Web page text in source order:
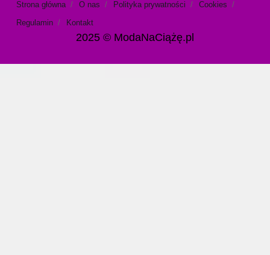
2025 © ModaNaCiążę.pl
Strona główna O nas Polityka prywatności
Cookies
Regulamin
Kontakt